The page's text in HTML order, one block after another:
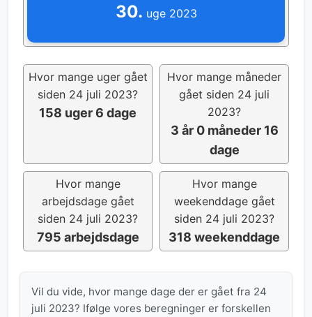
30. uge 2023
Hvor mange uger gået
siden 24 juli 2023?
158 uger 6 dage
Hvor mange måneder
gået siden 24 juli
2023?
3 år 0 måneder 16
dage
Hvor mange
arbejdsdage gået
siden 24 juli 2023?
795 arbejdsdage
Hvor mange
weekenddage gået
siden 24 juli 2023?
318 weekenddage
Vil du vide, hvor mange dage der er gået fra 24
juli 2023? Ifølge vores beregninger er forskellen